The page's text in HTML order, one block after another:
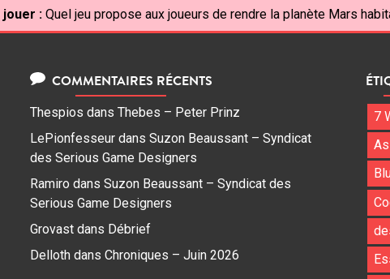
jouer : Quel jeu propose aux joueurs de rendre la planète Mars
COMMENTAIRES RÉCENTS
Thespios dans Thebes – Peter Prinz
LePionfesseur dans Suzon Beaussant – Syndicat
des Serious Game Designers
Ramiro dans Suzon Beaussant – Syndicat des
Serious Game Designers
Grovast dans Débrief
Delloth dans Chroniques – Juin 2026
7